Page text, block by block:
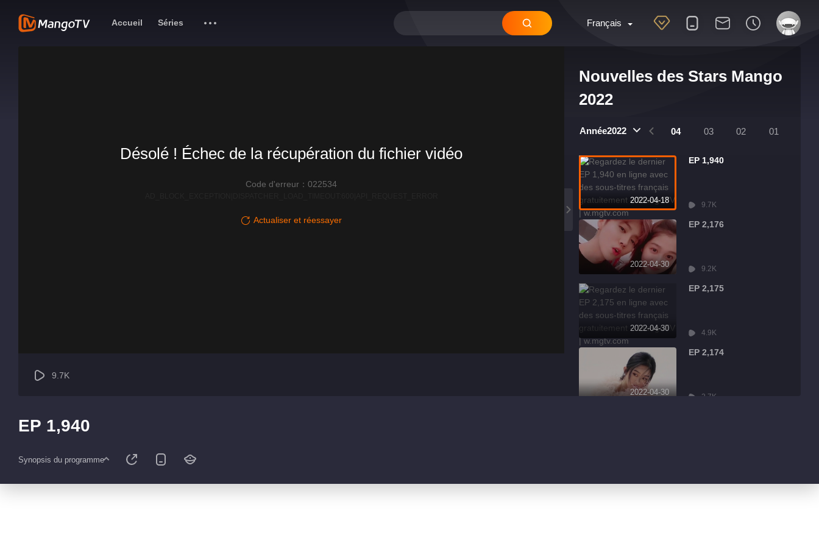
Français
Accueil Séries
Nouvelles des Stars Mango
2022
Année2022
07 06 05 04 03 02 01
2022-04-18
EP 1,940
9.7K
2022-04-30
EP 2,176
9.2K
2022-04-30
EP 2,175
4.9K
2022-04-30
EP 2,174
2.7K
Désolé ! Échec de la récupération du fichier vidéo
Code d'erreur：022534
Actualiser et réessayer
9.7K
EP 1,940
Synopsis du programme